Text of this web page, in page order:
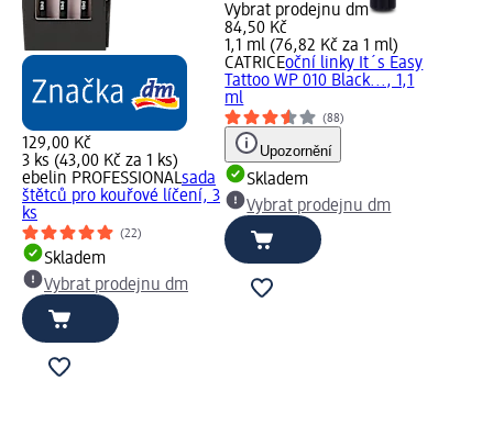
129,00 Kč
3 ks (43,00 Kč za 1 ks)
ebelin PROFESSIONALsada
štětců pro kouřové líčení, 3
ks
(22)
Skladem
Vybrat prodejnu dm
Vybrat prodejnu dm
84,50 Kč
1,1 ml (76,82 Kč za 1 ml)
CATRICEoční linky It´s Easy
Tattoo WP 010 Black..., 1,1
ml
(88)
Upozornění
Skladem
Vybrat prodejnu dm